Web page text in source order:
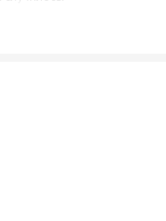
гидом по
с храмами различных
Плача, найдём хаммам и
используя ориентиры